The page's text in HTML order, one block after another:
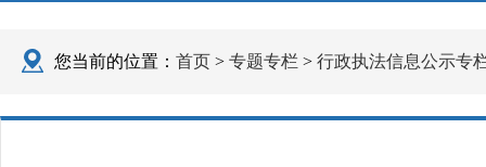
您当前的位置： 首页 > 专题专栏 > 行政执法信息公示专